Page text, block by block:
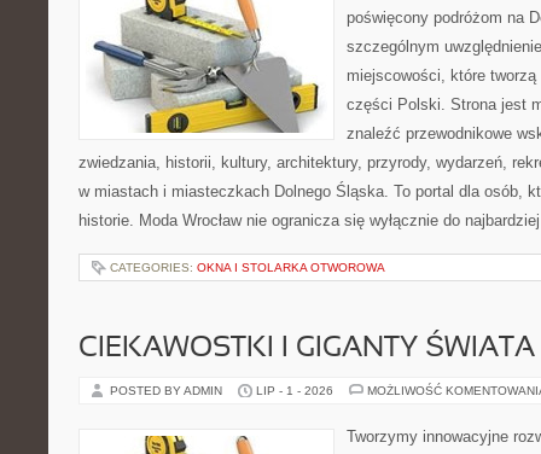
poświęcony podróżom na
szczególnym
miejscowości, które
części Polski. Strona jest
znaleźć przewodnikowe
zwiedzania, historii, kultury, architektury, przyrody, wydarzeń,
w miastach i miasteczkach Dolnego Śląska. To portal dla osób,
historie. Moda Wrocław nie ogranicza się wyłącznie do
CATEGORIES: OKNA I STOLARKA OTWOROWA
CIEKAWOSTKI I GIGANTY ŚWIATA
POSTED BY ADMIN LIP - 1 - 2026 MOŻLIWOŚĆ
Tworzymy innowacyjne